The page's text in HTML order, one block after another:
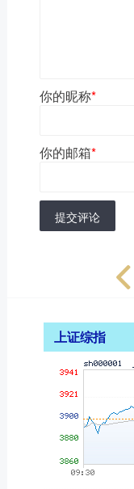
你的昵称*
你的邮箱*
提交评论
上证综指